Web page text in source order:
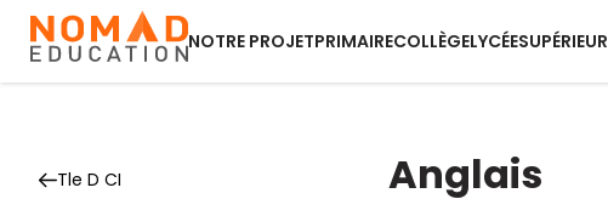
NOTRE PROJETPRIMAIRECOLLÈGELYCÉESUPÉRIEUR
Tle D CI Anglais